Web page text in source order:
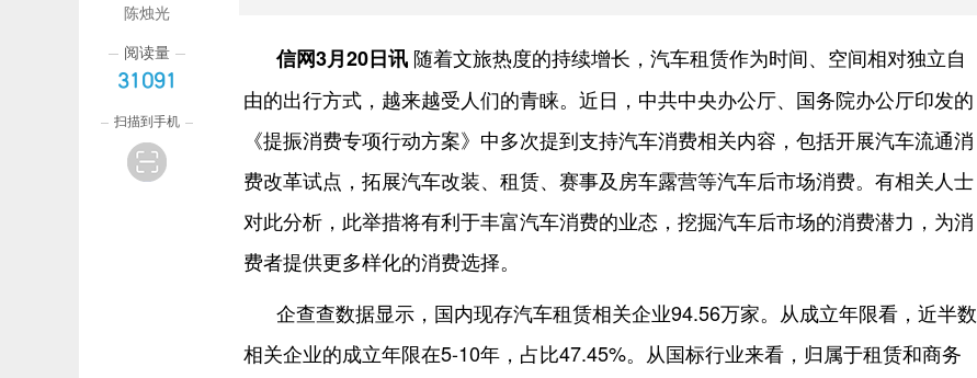
信网3月20日讯 随着文旅热度的持续增长，汽车租赁作为时间、空间相对独立自
由的出行方式，越来越受人们的青睐。近日，中共中央办公厅、国务院办公厅印发的
《提振消费专项行动方案》中多次提到支持汽车消费相关内容，包括开展汽车流通消
费改革试点，拓展汽车改装、租赁、赛事及房车露营等汽车后市场消费。有相关人士
对此分析，此举措将有利于丰富汽车消费的业态，挖掘汽车后市场的消费潜力，为消
费者提供更多样化的消费选择。
企查查数据显示，国内现存汽车租赁相关企业94.56万家。从成立年限看，近半数
相关企业的成立年限在5-10年，占比47.45%。从国标行业来看，归属于租赁和商务
陈烛光
阅读量
31091
扫描到手机